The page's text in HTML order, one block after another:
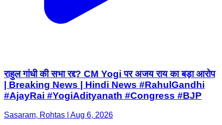
राहुल गांधी की सभा रद्द? CM Yogi पर अजय राय का बड़ा आरोप
| Breaking News | Hindi News #RahulGandhi
#AjayRai #YogiAdityanath #Congress #BJP
Sasaram, Rohtas | Aug 6, 2026